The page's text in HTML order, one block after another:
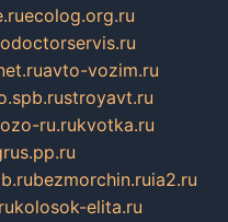
ecolog.org.ru
avto-vozim.ru
stroyavt.ru
ru.rukvotka.ru
bezmorchin.ruia2.ru
kolosok-elita.ru